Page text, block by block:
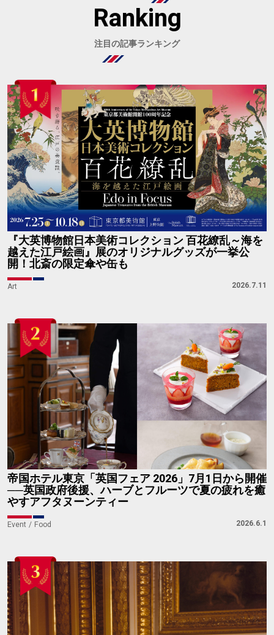
Ranking
注目の記事ランキング
『大英博物館日本美術コレクション 百花繚乱～海を
越えた江戸絵画』展のオリジナルグッズが一挙公
開！北斎の限定傘や缶も
Art 2026.7.11
帝国ホテル東京「英国フェア 2026」7月1日から開催
──英国政府後援、ハーブとフルーツで夏の疲れを癒
やすアフタヌーンティー
Event Food 2026.6.1